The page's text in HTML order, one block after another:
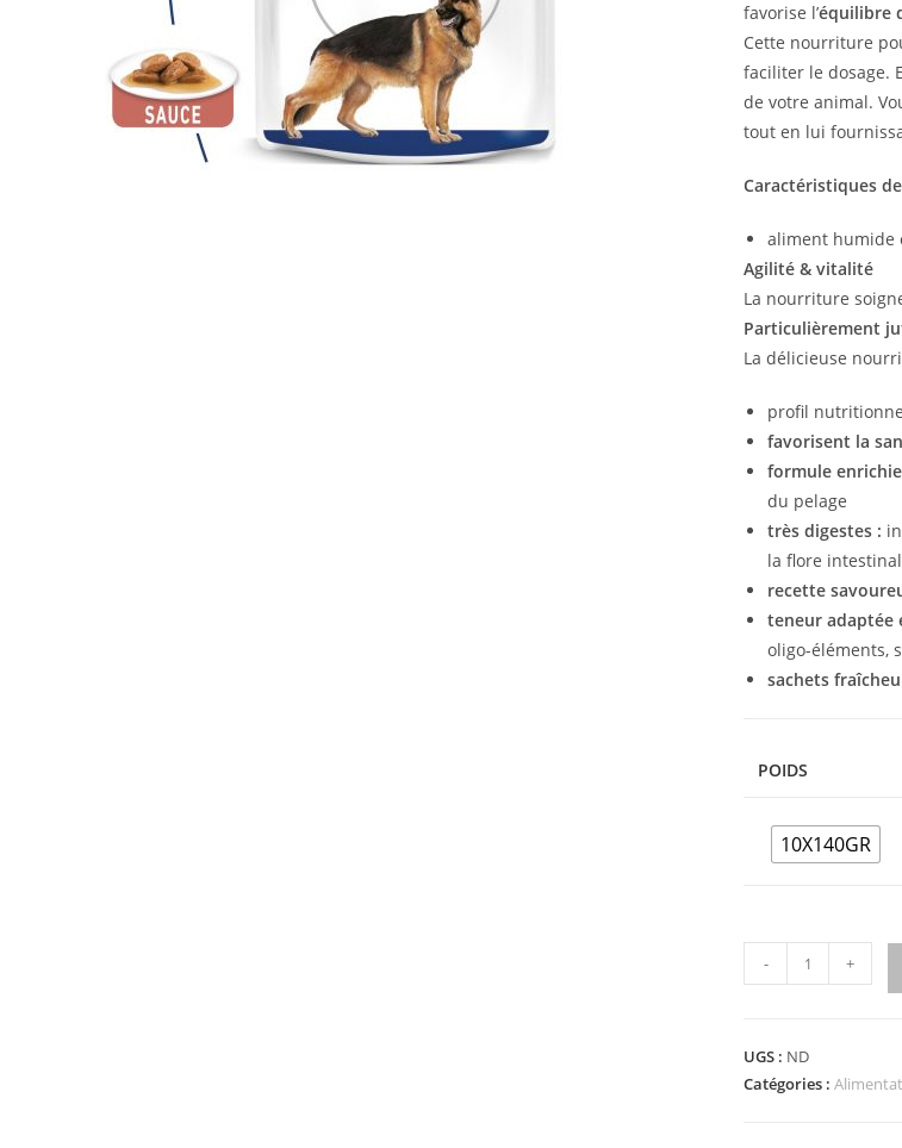
favorise l’équilibre
Cette nourriture
faciliter le dosage.
de votre animal.
tout en lui
Caractéristiques
aliment humide
Agilité & vitalité
La nourriture
Particulièrement
La délicieuse
profil
favorisent la
formule enrichie
du pelage
très digestes :
la flore
recette
teneur adaptée
oligo-éléments,
sachets
POIDS
10X140GR
- +
UGS : ND
Catégories :